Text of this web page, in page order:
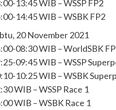
13:45 WIB – WSSP FP2
14:45 WIB – WSBK FP2
20 November 2021
08:30 WIB – WorldSBK
09:45 WIB – WSSP
10:25 WIB – WSBK
WIB – WSSP Race 1
WIB – WSBK Race 1